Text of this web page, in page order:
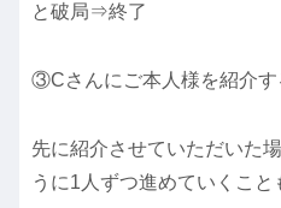
と破局⇒終了
③Cさんにご本人様を紹介す
先に紹介させていただいた
うに1人ずつ進めていくこと